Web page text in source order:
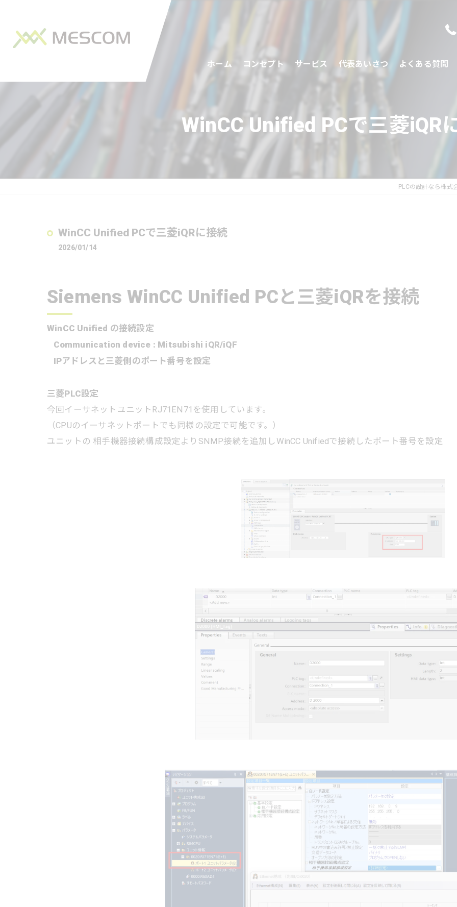
ホーム コンセプト サービス 代表あいさつ よくある質問
WinCC Unified PCで三菱iQR
PLCの設計なら株式
WinCC Unified PCで三菱iQRに接続
2026/01/14
Siemens WinCC Unified PCと三菱iQRを接続
WinCC Unified の接続設定
Communication device : Mitsubishi iQR/iQF
IPアドレスと三菱側のポート番号を設定
三菱PLC設定
今回イーサネットユニットRJ71EN71を使用しています。
（CPUのイーサネットポートでも同様の設定で可能です。）
ユニットの 相手機器接続構成設定よりSNMP接続を追加しWinCC Unifiedで接続したポート番号を設定